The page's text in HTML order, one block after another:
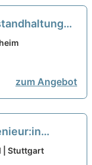
m/d)
zum Angebot
neu
| Stuttgart